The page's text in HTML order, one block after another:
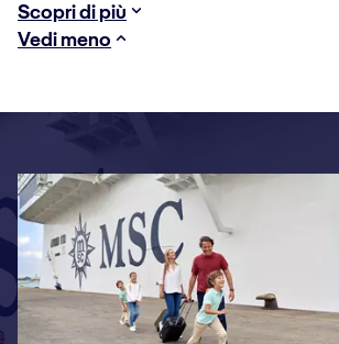
Scopri di più
Vedi meno